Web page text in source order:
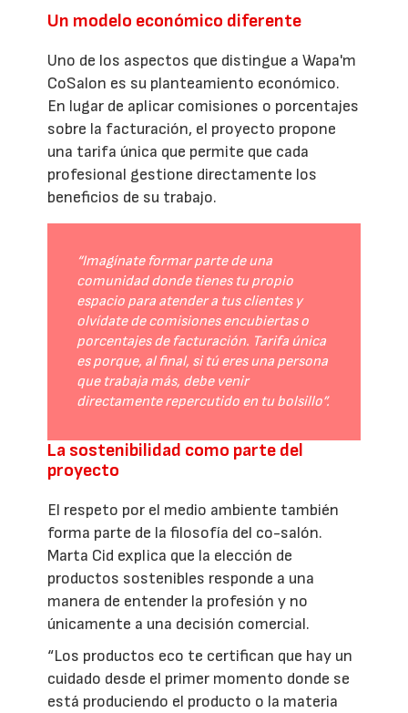
Un modelo económico diferente
Uno de los aspectos que distingue a Wapa'm
CoSalon es su planteamiento económico.
En lugar de aplicar comisiones o porcentajes
sobre la facturación, el proyecto propone
una tarifa única que permite que cada
profesional gestione directamente los
beneficios de su trabajo.
“Imagínate formar parte de una
comunidad donde tienes tu propio
espacio para atender a tus clientes y
olvídate de comisiones encubiertas o
porcentajes de facturación. Tarifa única
es porque, al final, si tú eres una persona
que trabaja más, debe venir
directamente repercutido en tu bolsillo”.
La sostenibilidad como parte del
proyecto
El respeto por el medio ambiente también
forma parte de la filosofía del co-salón.
Marta Cid explica que la elección de
productos sostenibles responde a una
manera de entender la profesión y no
únicamente a una decisión comercial.
“Los productos eco te certifican que hay un
cuidado desde el primer momento donde se
está produciendo el producto o la materia